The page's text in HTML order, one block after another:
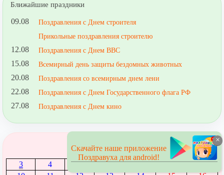
Ближайшие праздники
09.08
Поздравления с Днем строителя
Прикольные поздравления строителю
12.08 Поздравления с Днем ВВС
15.08 Всемирный день защиты бездомных животных
20.08 Поздравления со всемирным днем лени
22.08 Поздравления с Днем Государственного флага РФ
27.08 Поздравления с Днем кино
1
2
3
4 5 6 7 8
9
×
Скачайте наше приложение
Поздравуха для android!